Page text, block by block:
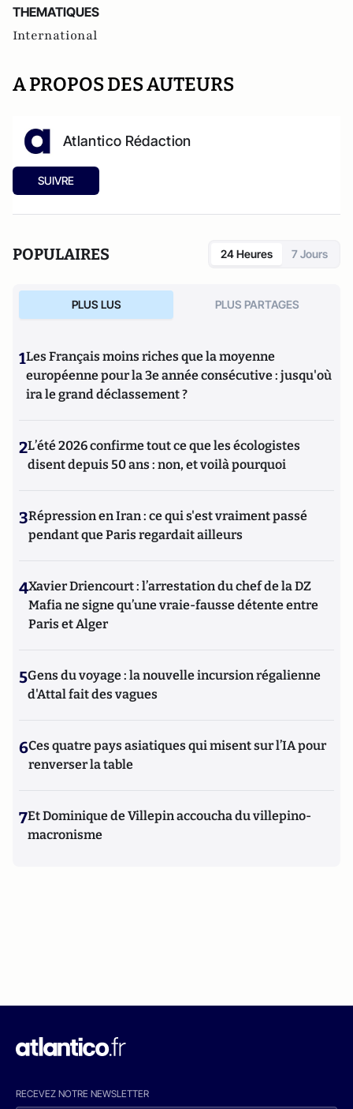
THEMATIQUES
International
A PROPOS DES AUTEURS
Atlantico Rédaction
SUIVRE
POPULAIRES 24 Heures 7 Jours
PLUS LUS PLUS PARTAGES
1Les Français moins riches que la moyenne
européenne pour la 3e année consécutive : jusqu'où
ira le grand déclassement ?
2L’été 2026 confirme tout ce que les écologistes
disent depuis 50 ans : non, et voilà pourquoi
3Répression en Iran : ce qui s'est vraiment passé
pendant que Paris regardait ailleurs
4Xavier Driencourt : l’arrestation du chef de la DZ
Mafia ne signe qu’une vraie-fausse détente entre
Paris et Alger
5Gens du voyage : la nouvelle incursion régalienne
d'Attal fait des vagues
6Ces quatre pays asiatiques qui misent sur l’IA pour
renverser la table
7Et Dominique de Villepin accoucha du villepino-
macronisme
RECEVEZ NOTRE NEWSLETTER